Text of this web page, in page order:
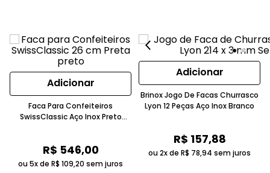
Adicionar
Faca Para Confeiteiros
SwissClassic Aço Inox Preto
R$ 546,00
ou 5x de R$ 109,20 sem juros
Adicionar
Brinox Jogo De Facas Churrasco
Lyon 12 Peças Aço Inox Branco
R$ 157,88
ou 2x de R$ 78,94 sem juros